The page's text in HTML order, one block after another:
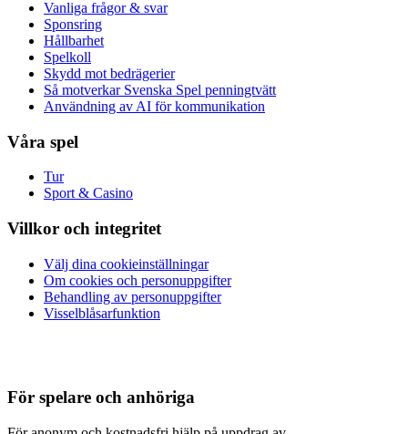
Vanliga frågor & svar
Sponsring
Hållbarhet
Spelkoll
Skydd mot bedrägerier
Så motverkar Svenska Spel penningtvätt
Användning av AI för kommunikation
Våra spel
Tur
Sport & Casino
Villkor och integritet
Välj dina cookieinställningar
Om cookies och personuppgifter
Behandling av personuppgifter
Visselblåsarfunktion
För spelare och anhöriga